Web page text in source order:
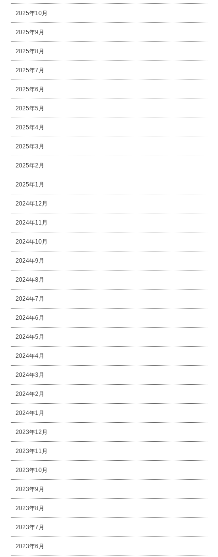
2025年10月
2025年9月
2025年8月
2025年7月
2025年6月
2025年5月
2025年4月
2025年3月
2025年2月
2025年1月
2024年12月
2024年11月
2024年10月
2024年9月
2024年8月
2024年7月
2024年6月
2024年5月
2024年4月
2024年3月
2024年2月
2024年1月
2023年12月
2023年11月
2023年10月
2023年9月
2023年8月
2023年7月
2023年6月